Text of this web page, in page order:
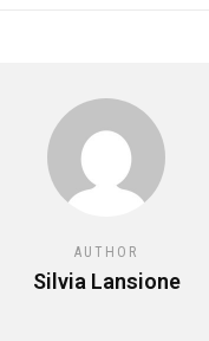
AUTHOR
Silvia Lansione